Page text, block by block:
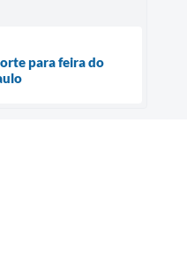
para feira do